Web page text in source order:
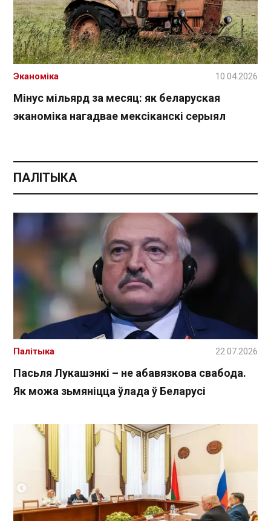
Мінус мільярд за месяц: як беларуская
эканоміка нагадвае мексіканскі серыял
Эканоміка 10.04.2026
ПАЛІТЫКА
Пасьля Лукашэнкі – не абавязкова свабода.
Як можа зьмяніцца ўлада ў Беларусі
Палітыка 22.07.2026